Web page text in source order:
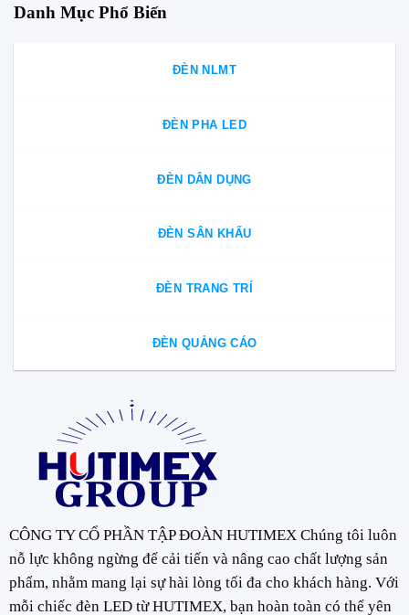
Danh Mục Phổ Biến
ĐÈN NLMT
ĐÈN PHA LED
ĐÈN DÂN DỤNG
ĐÈN SÂN KHẤU
ĐÈN TRANG TRÍ
ĐÈN QUẢNG CÁO
CÔNG TY CỔ PHẦN TẬP ĐOÀN HUTIMEX Chúng tôi luôn
nỗ lực không ngừng để cải tiến và nâng cao chất lượng sản
phẩm, nhằm mang lại sự hài lòng tối đa cho khách hàng. Với
mỗi chiếc đèn LED từ HUTIMEX, bạn hoàn toàn có thể yên